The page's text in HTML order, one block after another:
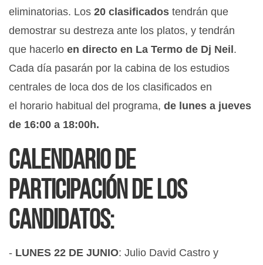
eliminatorias. Los 20 clasificados tendrán que
demostrar su destreza ante los platos, y tendrán
que hacerlo en directo en La Termo de Dj Neil .
Cada día pasarán por la cabina de los estudios
centrales de loca dos de los clasificados en
el horario habitual del programa, de lunes a jueves
de 16:00 a 18:00h.
Calendario de
participación de los
candidatos:
- LUNES 22 DE JUNIO: Julio David Castro y